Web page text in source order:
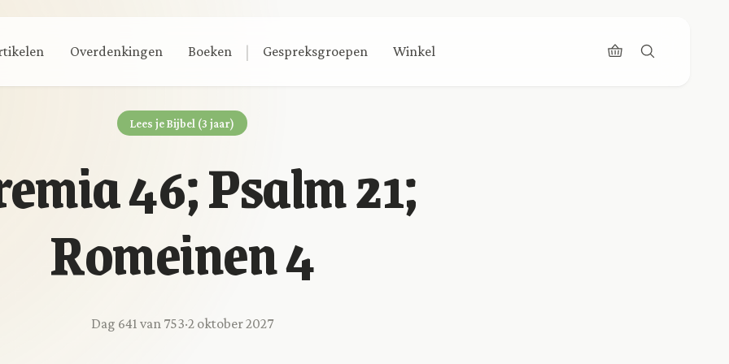
Overdenkingen Boeken | Gespreksgroepen Winkel
Lees je Bijbel (3 jaar)
46; Psalm 21;
Romeinen 4
Dag 641 van 753·2 oktober 2027